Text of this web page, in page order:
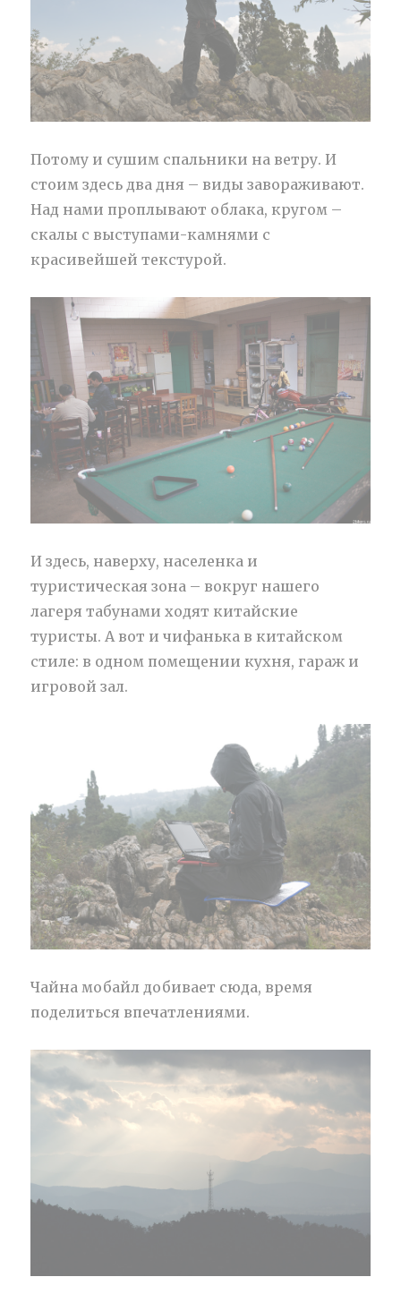
Потому и сушим спальники на ветру. И
стоим здесь два дня – виды завораживают.
Над нами проплывают облака, кругом –
скалы с выступами-камнями с
красивейшей текстурой.
И здесь, наверху, населенка и
туристическая зона – вокруг нашего
лагеря табунами ходят китайские
туристы. А вот и чифанька в китайском
стиле: в одном помещении кухня, гараж и
игровой зал.
Чайна мобайл добивает сюда, время
поделиться впечатлениями.